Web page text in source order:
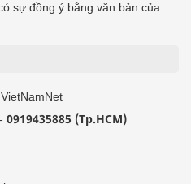
sự đồng ý bằng văn bản của
- 0919435885 (Tp.HCM)